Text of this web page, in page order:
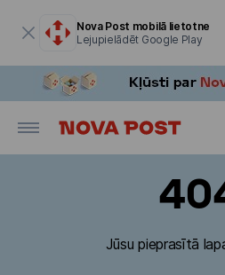
Nova Post mobilā lietotne
Lejupielādēt Google Play
Jūsu pieprasītā